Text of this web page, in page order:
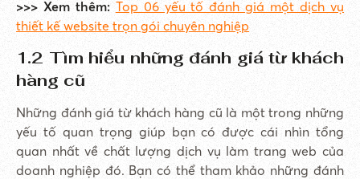
>>> Xem thêm: Top 06 yếu tố đánh giá một dịch vụ
thiết kế website trọn gói chuyên nghiệp
1.2 Tìm hiểu những đánh giá từ khách
hàng cũ
Những đánh giá từ khách hàng cũ là một trong những
yếu tố quan trọng giúp bạn có được cái nhìn tổng
quan nhất về chất lượng dịch vụ làm trang web của
doanh nghiệp đó. Bạn có thể tham khảo những đánh